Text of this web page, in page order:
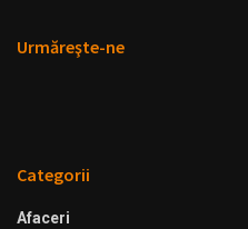
Urmăreşte-ne
Categorii
Afaceri